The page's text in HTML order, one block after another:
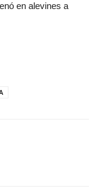
en alevines a